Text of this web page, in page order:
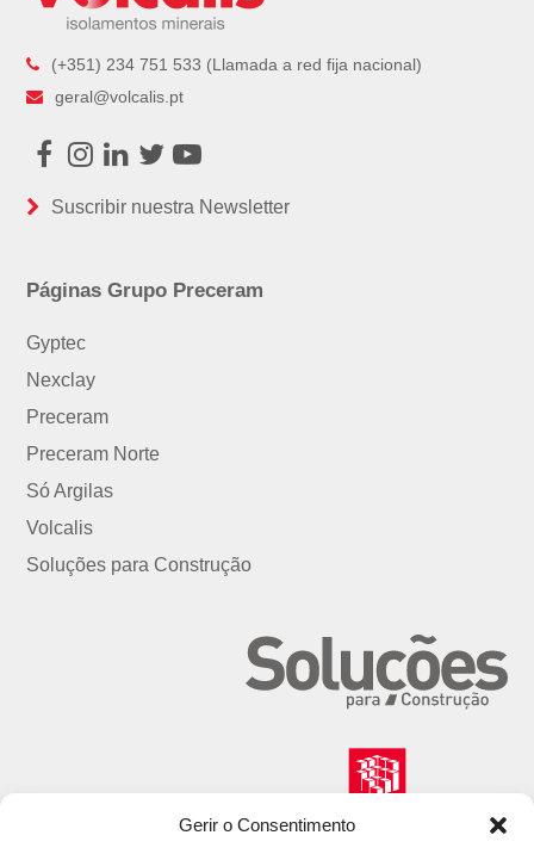
Gerir o Consentimento
(+351) 234 751 533 (Llamada a red fija nacional)
geral@volcalis.pt
Facebook
Instagram
LinkedIn
TwitterYoutube
Suscribir nuestra Newsletter
Páginas Grupo Preceram
Gyptec
Nexclay
Preceram
Preceram Norte
Só Argilas
Volcalis
Soluções para Construção